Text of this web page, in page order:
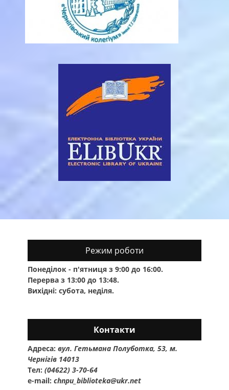
Режим роботи
Понеділок - п'ятниця з 9:00 до 16:00.
Перерва з 13:00 до 13:48.
Вихідні: субота, неділя.
Контакти
Адреса: вул. Гетьмана Полуботка, 53, м.
Чернігів 14013
Тел: (04622) 3-70-64
e-mail: chnpu_biblioteka@ukr.net